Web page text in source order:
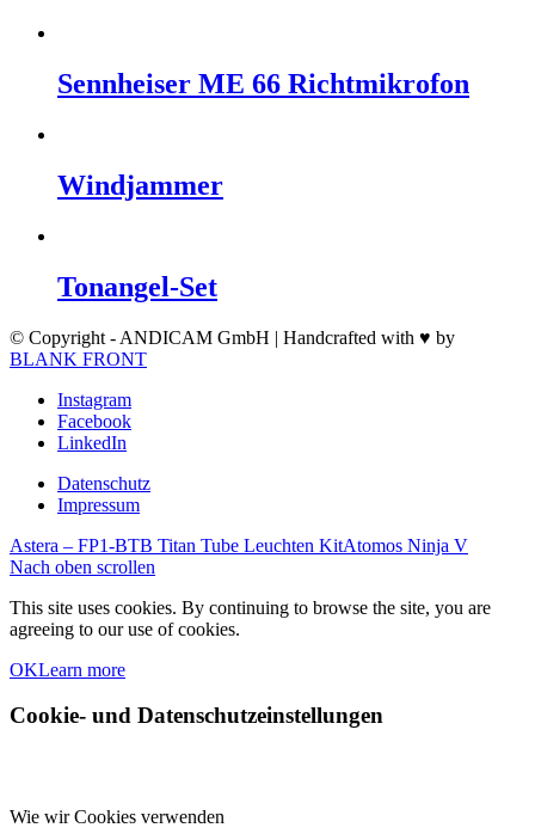
Sennheiser ME 66 Richtmikrofon
Windjammer
Tonangel-Set
© Copyright - ANDICAM GmbH | Handcrafted with ♥ by
BLANK FRONT
Instagram
Facebook
LinkedIn
Datenschutz
Impressum
Astera – FP1-BTB Titan Tube Leuchten KitAtomos Ninja V
Nach oben scrollen
This site uses cookies. By continuing to browse the site, you are
agreeing to our use of cookies.
OKLearn more
Cookie- und Datenschutzeinstellungen
Wie wir Cookies verwenden